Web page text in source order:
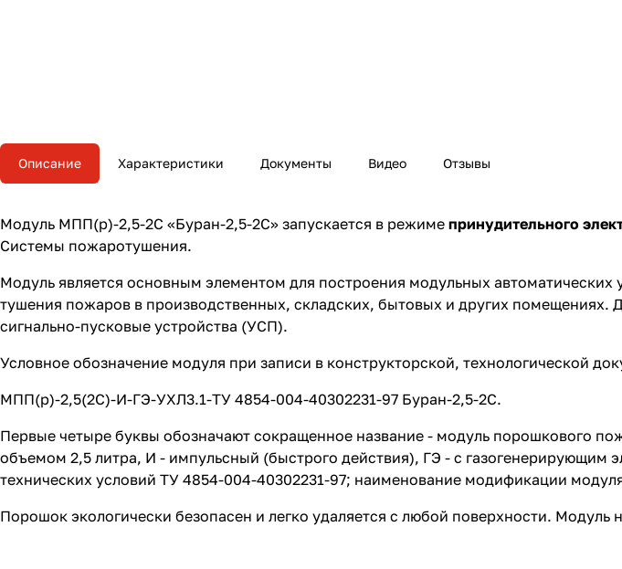
Описание Характеристики Документы Видео Отзывы
Модуль МПП(р)-2,5-2С «Буран-2,5-2С» запускается в режиме принудительного
Системы пожаротушения.
Модуль является основным элементом для построения модульных
тушения пожаров в производственных, складских, бытовых и других помещениях.
сигнально-пусковые устройства (УСП).
Условное обозначение модуля при записи в конструкторской, технологической
МПП(р)-2,5(2С)-И-ГЭ-УХЛ3.1-ТУ 4854-004-40302231-97 Буран-2,5-2С.
Первые четыре буквы обозначают сокращенное название - модуль порошкового
объемом 2,5 литра, И - импульсный (быстрого действия), ГЭ - с газогенерирующим
технических условий ТУ 4854-004-40302231-97; наименование модификации
Порошок экологически безопасен и легко удаляется с любой поверхности.